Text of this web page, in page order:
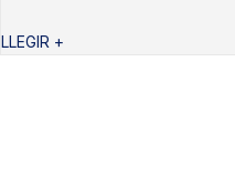
LLEGIR +